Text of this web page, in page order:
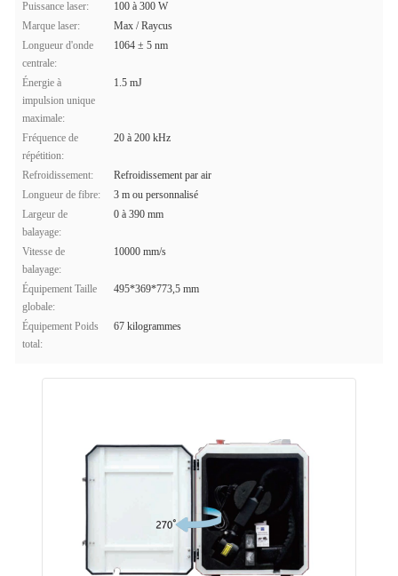
Puissance laser:
100 à 300 W
Marque laser:
Max / Raycus
Longueur d'onde
centrale:
1064 ± 5 nm
Énergie à
impulsion unique
maximale:
1.5 mJ
Fréquence de
répétition:
20 à 200 kHz
Refroidissement:
Refroidissement par air
Longueur de fibre:
3 m ou personnalisé
Largeur de
balayage:
0 à 390 mm
Vitesse de
balayage:
10000 mm/s
Équipement Taille
globale:
495*369*773,5 mm
Équipement Poids
total:
67 kilogrammes